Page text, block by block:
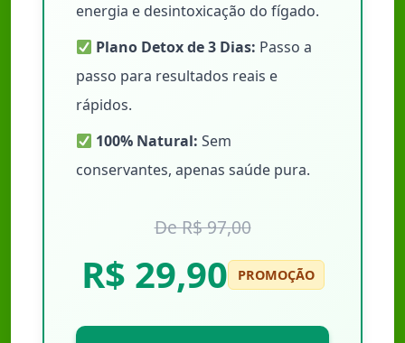
energia e desintoxicação do fígado.
Plano Detox de 3 Dias: Passo a
passo para resultados reais e
rápidos.
100% Natural: Sem
conservantes, apenas saúde pura.
De R$ 97,00
R$ 29,90 PROMOÇÃO